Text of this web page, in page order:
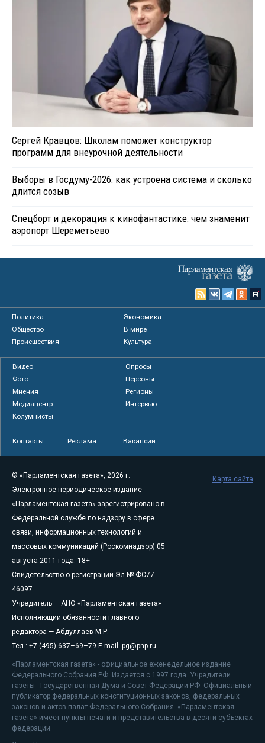
Сергей Кравцов: Школам поможет конструктор
программ для внеурочной деятельности
Выборы в Госдуму-2026: как устроена система и сколько
длится созыв
Спецборт и декорация к кинофантастике: чем знаменит
аэропорт Шереметьево
Политика
Экономика
Общество
В мире
Происшествия
Культура
Видео
Опросы
Фото
Персоны
Мнения
Регионы
Медиацентр
Интервью
Колумнисты
Контакты Реклама Вакансии
© «Парламентская газета», 2026 г.
Электронное периодическое издание
«Парламентская газета» зарегистрировано в
Федеральной службе по надзору в сфере
связи, информационных технологий и
массовых коммуникаций (Роскомнадзор) 05
августа 2011 года. 18+
Свидетельство о регистрации Эл № ФС77-
46097
Учредитель — АНО «Парламентская газета»
Исполняющий обязанности главного
редактора — Абдуллаев М.Р.
Тел.: +7 (495) 637–69–79 E-mail: pg@pnp.ru
«Парламентская газета» - официальное еженедельное издание
Федерального Собрания РФ. Издается с 1997 года. Учредители
газеты - Государственная Дума и Совет Федерации РФ. Официальный
публикатор федеральных конституционных законов, федеральных
законов и актов палат Федерального Собрания. «Парламентская
газета» имеет пункты печати и представительства в десяти субъектах
федерации.
Карта сайта